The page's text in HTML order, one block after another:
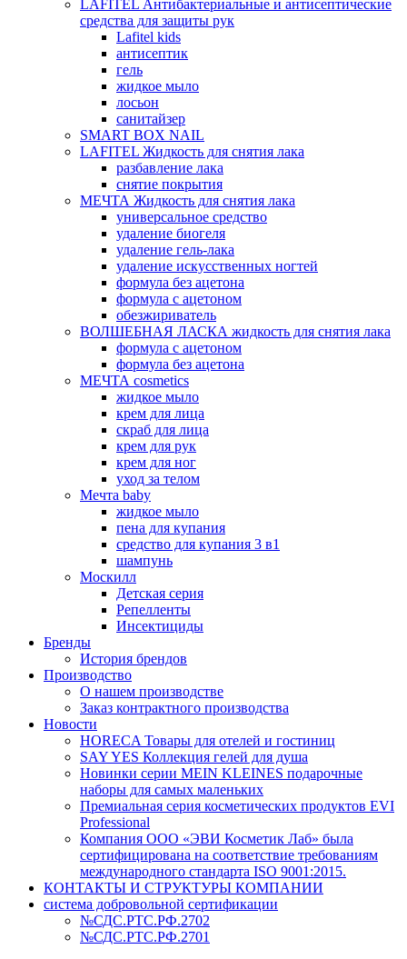
LAFITEL Антибактериальные и антисептические
средства для защиты рук
Lafitel kids
антисептик
гель
жидкое мыло
лосьон
санитайзер
SMART BOX NAIL
LAFITEL Жидкость для снятия лака
разбавление лака
снятие покрытия
МЕЧТА Жидкость для снятия лака
универсальное средство
удаление биогеля
удаление гель-лака
удаление искусственных ногтей
формула без ацетона
формула с ацетоном
обезжириватель
ВОЛШЕБНАЯ ЛАСКА жидкость для снятия лака
формула с ацетоном
формула без ацетона
МЕЧТА cosmetics
жидкое мыло
крем для лица
скраб для лица
крем для рук
крем для ног
уход за телом
Мечта baby
жидкое мыло
пена для купания
средство для купания 3 в1
шампунь
Москилл
Детская серия
Репелленты
Инсектициды
Бренды
История брендов
Производство
О нашем производстве
Заказ контрактного производства
Новости
HORECA Товары для отелей и гостиниц
SAY YES Коллекция гелей для душа
Новинки серии MEIN KLEINES подарочные
наборы для самых маленьких
Премиальная серия косметических продуктов EVI
Professional
Компания ООО «ЭВИ Косметик Лаб» была
сертифицирована на соответствие требованиям
международного стандарта ISO 9001:2015.
КОНТАКТЫ И СТРУКТУРЫ КОМПАНИИ
система добровольной сертификации
№СДС.РТС.РФ.2702
№СДС.РТС.РФ.2701